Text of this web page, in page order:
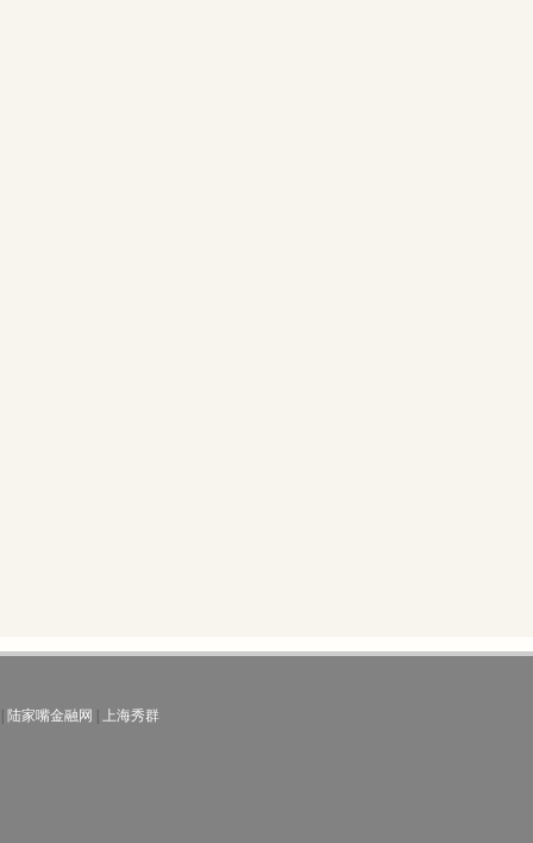
陆家嘴金融网 上海秀群